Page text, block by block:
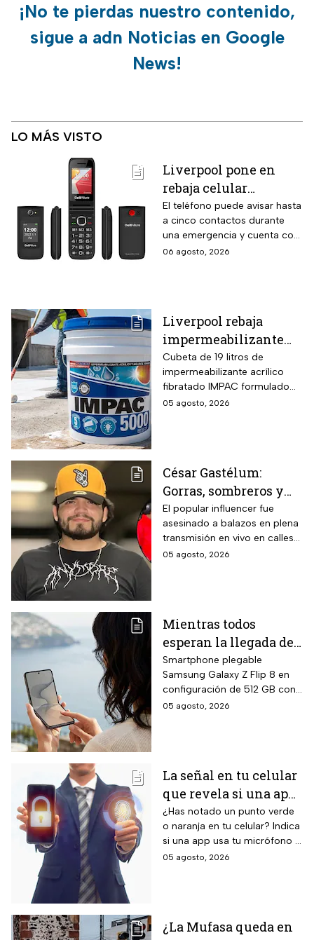
¡No te pierdas nuestro contenido,
sigue a adn Noticias en Google
News!
LO MÁS VISTO
Liverpool pone en
rebaja celular
CellAllure Bienestar
para adultos mayores
con botón SOS y hasta
6 MSI
El teléfono puede avisar hasta
a cinco contactos durante
una emergencia y cuenta con
envío gratis a domicilio
06 agosto, 2026
Liverpool rebaja
impermeabilizante
fibratado IMPAC de 19
litros y secado rápido
de 4-6 horas con hasta
13 MSI
Cubeta de 19 litros de
impermeabilizante acrílico
fibratado IMPAC formulado
con base agua, resinas
lámina galvanizada,
fibrocemento y ladrillos,
además de fórmula libre de
asbesto y no inflamable.
05 agosto, 2026
César Gastélum:
Gorras, sombreros y
las letras MZ, las
pistas que investigan
tras el asesinato del
influencer
El popular influencer fue
asesinado a balazos en plena
transmisión en vivo en calles
de Culiacán, Sinaloa.
05 agosto, 2026
Mientras todos
esperan la llegada del
nuevo celular
Samsung Z Flip8 de
512GB, Liverpool
rebaja el valor de la
intereses
Smartphone plegable
Samsung Galaxy Z Flip 8 en
configuración de 512 GB con
pantalla principal Dynamic
actualizaciones de sistema
operativo garantizadas y suite
completa de Galaxy AI con
inteligencia artificial integrada.
05 agosto, 2026
La señal en tu celular
que revela si una app
te está escuchando
¡No la ignores!
¿Has notado un punto verde
o naranja en tu celular? Indica
si una app usa tu micrófono o
cámara, clave para tu
05 agosto, 2026
¿La Mufasa queda en